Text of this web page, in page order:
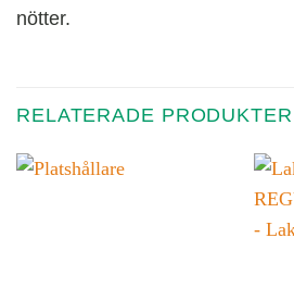
nötter.
RELATERADE PRODUKTER